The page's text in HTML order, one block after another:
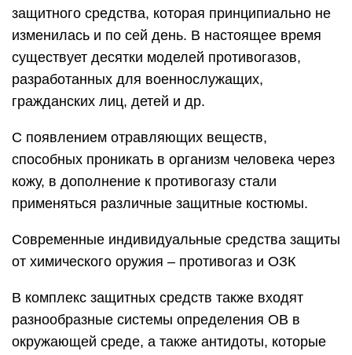
защитного средства, которая принципиально не
изменилась и по сей день. В настоящее время
существует десятки моделей противогазов,
разработанных для военнослужащих,
гражданских лиц, детей и др.
С появлением отравляющих веществ,
способных проникать в организм человека через
кожу, в дополнение к противогазу стали
применяться различные защитные костюмы.
Современные индивидуальные средства защиты
от химического оружия – противогаз и ОЗК
В комплекс защитных средств также входят
разнообразные системы определения ОВ в
окружающей среде, а также антидоты, которые